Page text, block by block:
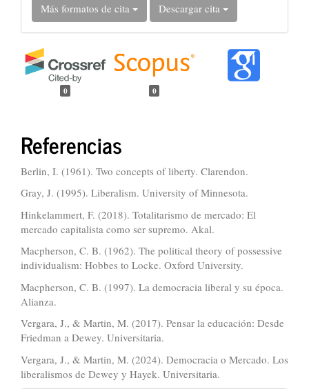
Más formatos de cita Descargar cita
0 0
Referencias
Berlin, I. (1961). Two concepts of liberty. Clarendon.
Gray, J. (1995). Liberalism. University of Minnesota.
Hinkelammert, F. (2018). Totalitarismo de mercado: El
mercado capitalista como ser supremo. Akal.
Macpherson, C. B. (1962). The political theory of possessive
individualism: Hobbes to Locke. Oxford University.
Macpherson, C. B. (1997). La democracia liberal y su época.
Alianza.
Vergara, J., & Martin, M. (2017). Pensar la educación: Desde
Friedman a Dewey. Universitaria.
Vergara, J., & Martin, M. (2024). Democracia o Mercado. Los
liberalismos de Dewey y Hayek. Universitaria.